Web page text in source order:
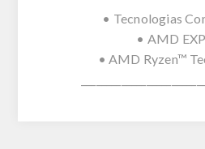
• Tecnologias
• AMD
• AMD Ryzen™